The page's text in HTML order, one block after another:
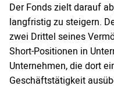
Der Fonds zielt darauf
langfristig zu steigern.
zwei Drittel seines
Short-Positionen in
Unternehmen, die dort
Geschäftstätigkeit